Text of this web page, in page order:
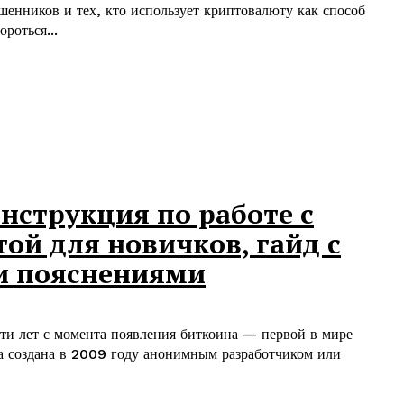
и тех, кто использует криптовалюту как способ
по работе с
для новичков, гайд с
пояснениями
лет с момента появления биткоина — первой в мире
создана в 2009 году анонимным разработчиком или